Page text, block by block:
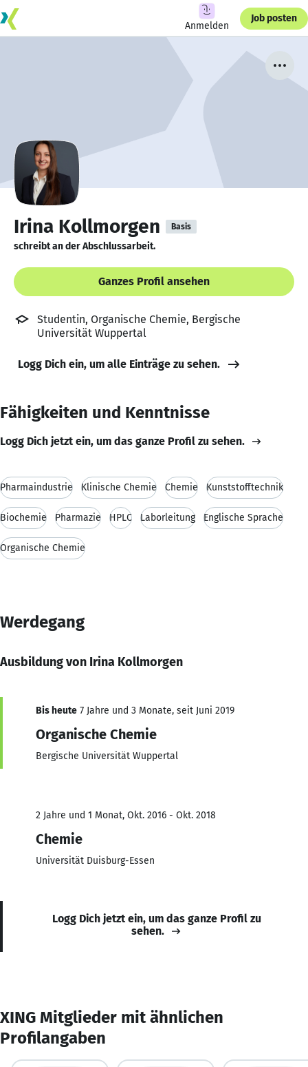
Anmelden
Job posten
Irina Kollmorgen Basis
schreibt an der Abschlussarbeit.
Ganzes Profil ansehen
Studentin, Organische Chemie, Bergische
Universität Wuppertal
Logg Dich ein, um alle Einträge zu sehen.
Fähigkeiten und Kenntnisse
Logg Dich jetzt ein, um das ganze Profil zu sehen.
Pharmaindustrie Klinische Chemie Chemie Kunststofftechnik
Biochemie Pharmazie HPLC Laborleitung Englische Sprache
Organische Chemie
Werdegang
Ausbildung von Irina Kollmorgen
Bis heute 7 Jahre und 3 Monate, seit Juni 2019
Organische Chemie
Bergische Universität Wuppertal
2 Jahre und 1 Monat, Okt. 2016 - Okt. 2018
Chemie
Universität Duisburg-Essen
Logg Dich jetzt ein, um das ganze Profil zu
sehen.
XING Mitglieder mit ähnlichen
Profilangaben